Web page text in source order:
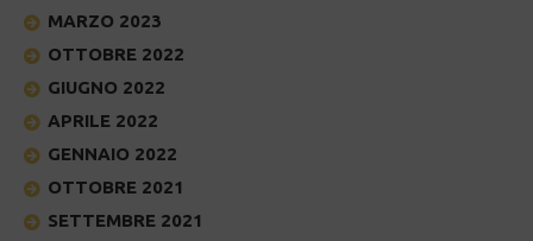
MARZO 2023
OTTOBRE 2022
GIUGNO 2022
APRILE 2022
GENNAIO 2022
OTTOBRE 2021
SETTEMBRE 2021